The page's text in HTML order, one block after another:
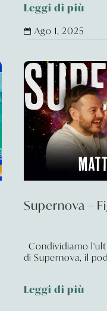
Leggi di più
 Ago 1, 2025
Supernova –
Condividiamo
di Supernova, il
Leggi di più